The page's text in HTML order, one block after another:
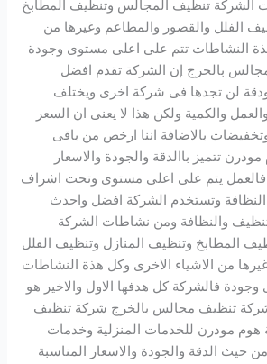
الشركة تنظيف المجالس وتنظيف المطابخ
الفلل والقصور والمطاعم وغيرها من
النشاطات تتم على اعلى مستوى وجودة
بالخرج إن الشركة تقدم افضل
لن تجدها فى شركة اخرى ويختلف
والكمية ولكن هذا لا يعنى ان السعر
بالاضافة اننا ارخص من باقى
تتميز باالدقة والجودة والاسعار
فالعمل يتم على اعلى مستوى وتحت اشراف
وتستخدم الشركة افضل واحدث
والنظافة ومن نشاطات الشركة
المطابخ وتنظيف المنازل وتنظيف الفلل
من الاشياء الاخرى وكل هذة النشاطات
فالشركة كل هدفها الاول والاخير هو
تنظيف مجالس بالخرج شركة تنظيف
مودرن للخدمات المنزلية وخدمات
حيث الدقة والجودة والاسعار المناسبة